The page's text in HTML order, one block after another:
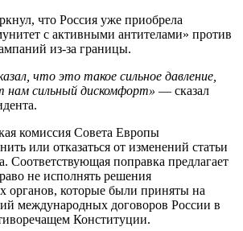
что Россия уже приобрела
с активными антителами» против
из-за границы.
что это такое сильное давление,
нам сильный дискомфорт» — сказал
комиссия Совета Европы
или отказаться от изменений статьи
Соответствующая поправка предлагает
не исполнять решения
органов, которые были приняты на
международных договоров России в
Конституции.